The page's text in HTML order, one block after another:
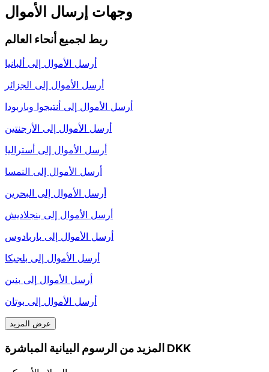
وجهات إرسال الأموال
ربط لجميع أنحاء العالم
أرسل الأموال إلى ألبانيا
أرسل الأموال إلى الجزائر
أرسل الأموال إلى أنتيجوا وباربودا
أرسل الأموال إلى الأرجنتين
أرسل الأموال إلى أستراليا
أرسل الأموال إلى النمسا
أرسل الأموال إلى البحرين
أرسل الأموال إلى بنجلاديش
أرسل الأموال إلى باربادوس
أرسل الأموال إلى بلجيكا
أرسل الأموال إلى بنين
أرسل الأموال إلى بوتان
عرض المزيد
المزيد من الرسوم البيانية المباشرة DKK